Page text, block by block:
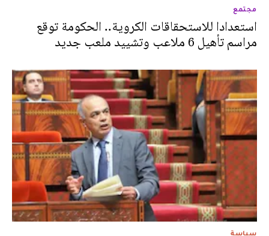
مجتمع
استعدادا للاستحقاقات الكروية.. الحكومة توقع
مراسم تأهيل 6 ملاعب وتشييد ملعب جديد
سياسة